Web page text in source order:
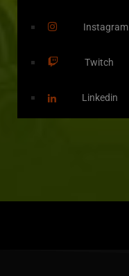
Instagram
Twitch
Linkedin